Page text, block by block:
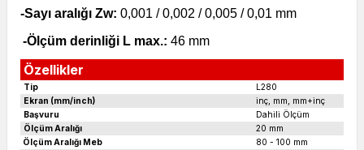
-Sayı aralığı Zw: 0,001 / 0,002 / 0,005 / 0,01 mm
-Ölçüm derinliği L max.: 46 mm
Özellikler
Tip
L280
Ekran (mm/inch)
inç, mm, mm+inç
Başvuru
Dahili Ölçüm
Ölçüm Aralığı
20 mm
Ölçüm Aralığı Meb
80 - 100 mm